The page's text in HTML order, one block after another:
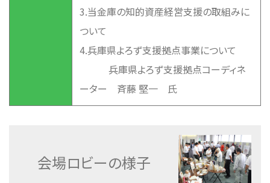
3.当金庫の知的資産経営支援の取組みに
ついて
4.兵庫県よろず支援拠点事業について
兵庫県よろず支援拠点コーディネ
ーター 斉藤 堅一 氏
会場ロビーの様子